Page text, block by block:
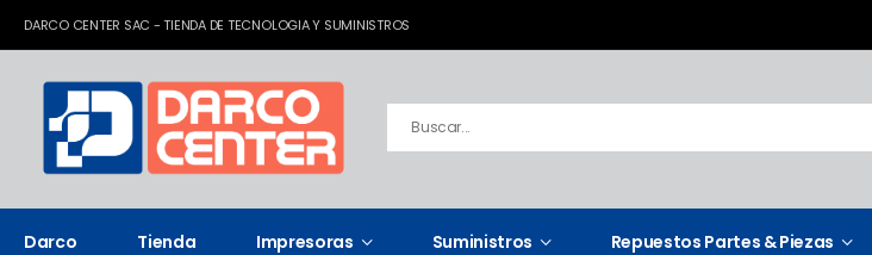
DARCO CENTER SAC - TIENDA DE TECNOLOGIA Y SUMINISTROS
Darco Tienda Impresoras Suministros Repuestos Partes & Piezas